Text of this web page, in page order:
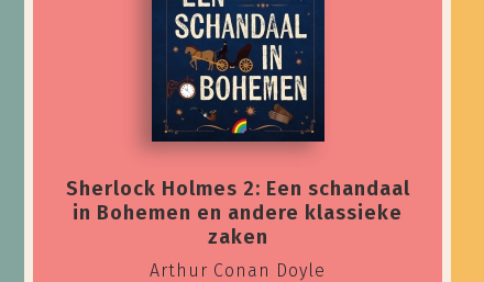
Sherlock Holmes 2: Een schandaal
in Bohemen en andere klassieke
zaken
Arthur Conan Doyle